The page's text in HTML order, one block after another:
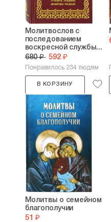
Молитвослов с
последованием
воскресной службы...
680 ₽ 592 ₽
Понравилось 234 людям
В КОРЗИНУ
Молитвы о семейном
благополучии
51 ₽